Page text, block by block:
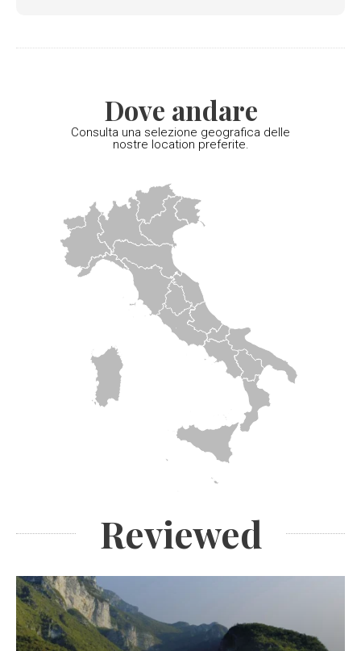
Dove andare
Consulta una selezione geografica delle
nostre location preferite.
Reviewed